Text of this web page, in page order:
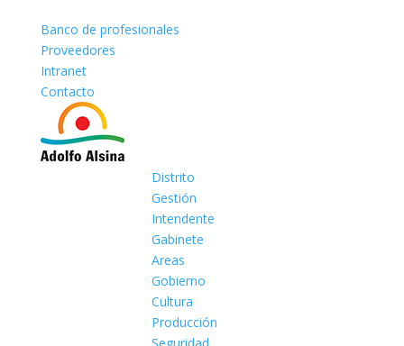
Banco de profesionales
Proveedores
Intranet
Contacto
Distrito
Gestión
Intendente
Gabinete
Areas
Gobierno
Cultura
Producción